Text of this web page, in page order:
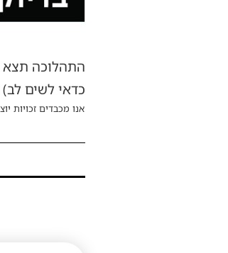
התהלוכה תצא
כדאי לשים לב)
אנו מכבדים זכויות